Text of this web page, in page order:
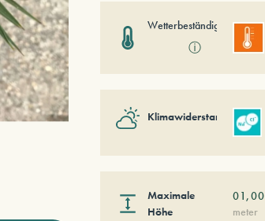
Wetterbeständigkeit
ⓘ
Klimawiderstand
Maximale
Höhe
01,00
meter